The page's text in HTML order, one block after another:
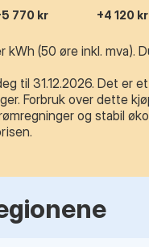
770 kr +4 120 kr
(50 øre inkl. mva).
til 31.12.2026. Det er
Forbruk over dette
og stabil